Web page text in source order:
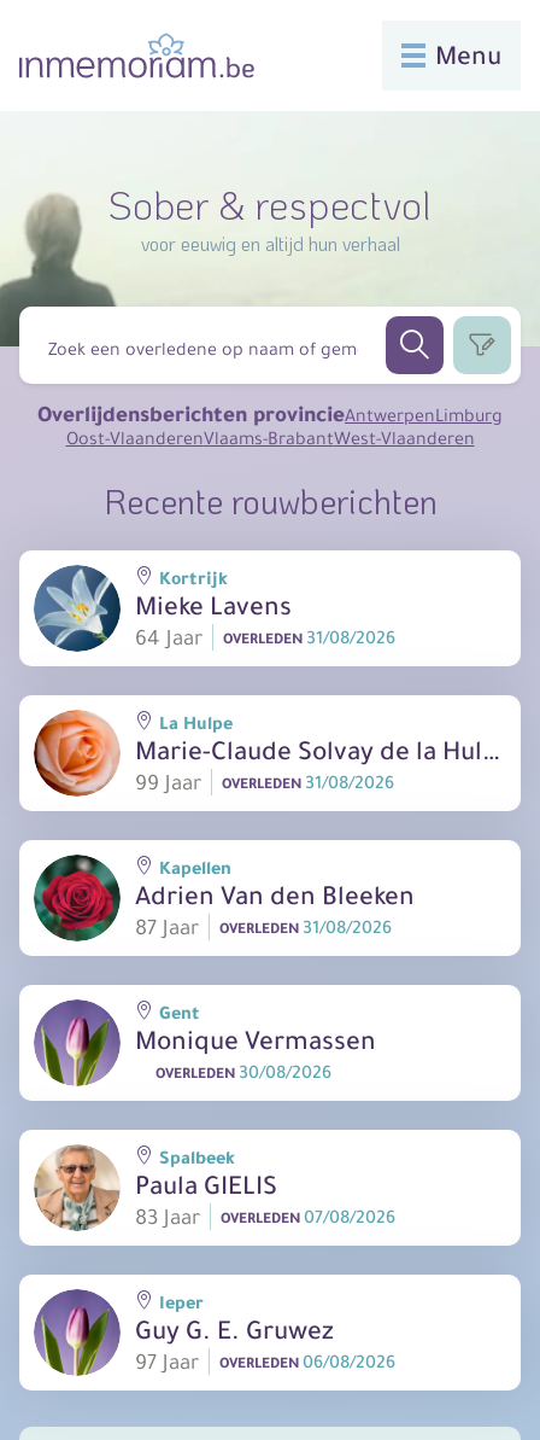
Menu
Sober & respectvol
voor eeuwig en altijd hun verhaal
Overlijdensberichten provincieAntwerpenLimburg
Oost-VlaanderenVlaams-BrabantWest-Vlaanderen
Recente rouwberichten
Mieke Lavens
64 Jaar
Kortrijk
OVERLEDEN 31/08/2026
Marie-Claude Solvay de la Hulpe
99 Jaar
La Hulpe
OVERLEDEN 31/08/2026
Adrien Van den Bleeken
87 Jaar
Kapellen
OVERLEDEN 31/08/2026
Monique Vermassen
Gent
OVERLEDEN 30/08/2026
Paula GIELIS
83 Jaar
Spalbeek
OVERLEDEN 07/08/2026
Guy G. E. Gruwez
97 Jaar
Ieper
OVERLEDEN 06/08/2026